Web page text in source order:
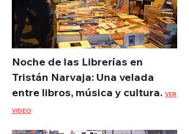
Noche de las Librerías en
Tristán Narvaja: Una velada
entre libros, música y cultura. VER
VIDEO